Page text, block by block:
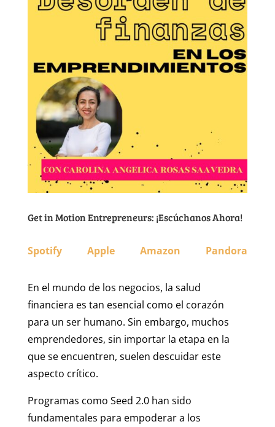
Get in Motion Entrepreneurs: ¡Escúchanos Ahora!
Spotify Apple Amazon Pandora
En el mundo de los negocios, la salud
financiera es tan esencial como el corazón
para un ser humano. Sin embargo, muchos
emprendedores, sin importar la etapa en la
que se encuentren, suelen descuidar este
aspecto crítico.
Programas como Seed 2.0 han sido
fundamentales para empoderar a los